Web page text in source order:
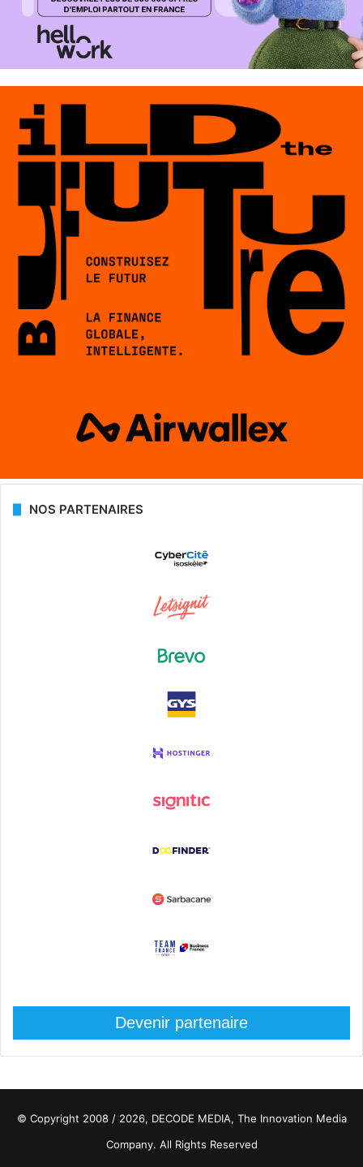
NOS PARTENAIRES
Devenir partenaire
© Copyright 2008 / 2026, DECODE MEDIA, The Innovation Media
Company. All Rights Reserved